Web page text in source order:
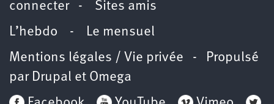
connecter- Sites amis
L’hebdo - Le mensuel
Mentions légales / Vie privée - Propulsé
par Drupal et Omega